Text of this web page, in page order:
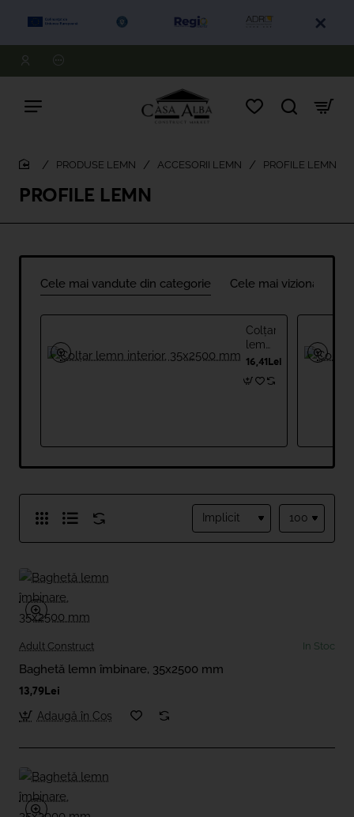
PROFILE LEMN
PRODUSE LEMN ACCESORII LEMN PROFILE LEMN
Cele mai vandute din categorie Cele mai vizionate
Colțar
lemn
interior,
mm
16,41Lei
Adult Construct In Stoc
Baghetă lemn îmbinare, 35x2500 mm
13,79Lei
Adaugă în Coş